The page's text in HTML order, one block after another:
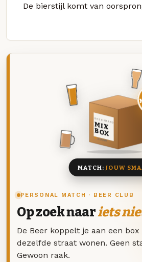
De bierstijl komt van
PERSONAL MATCH · BEER CLUB
Op zoek naariets
De Beer koppelt je aan een
dezelfde straat wonen. Geen
Gewoon raak.
DEZE MAAND
MIX
BOX
8 BIEREN
MATCH:JOUW